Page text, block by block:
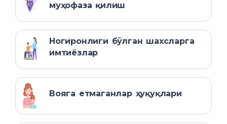
муҳофаза қилиш
Ногиронлиги бўлган шахсларга
имтиёзлар
Вояга етмаганлар ҳуқуқлари